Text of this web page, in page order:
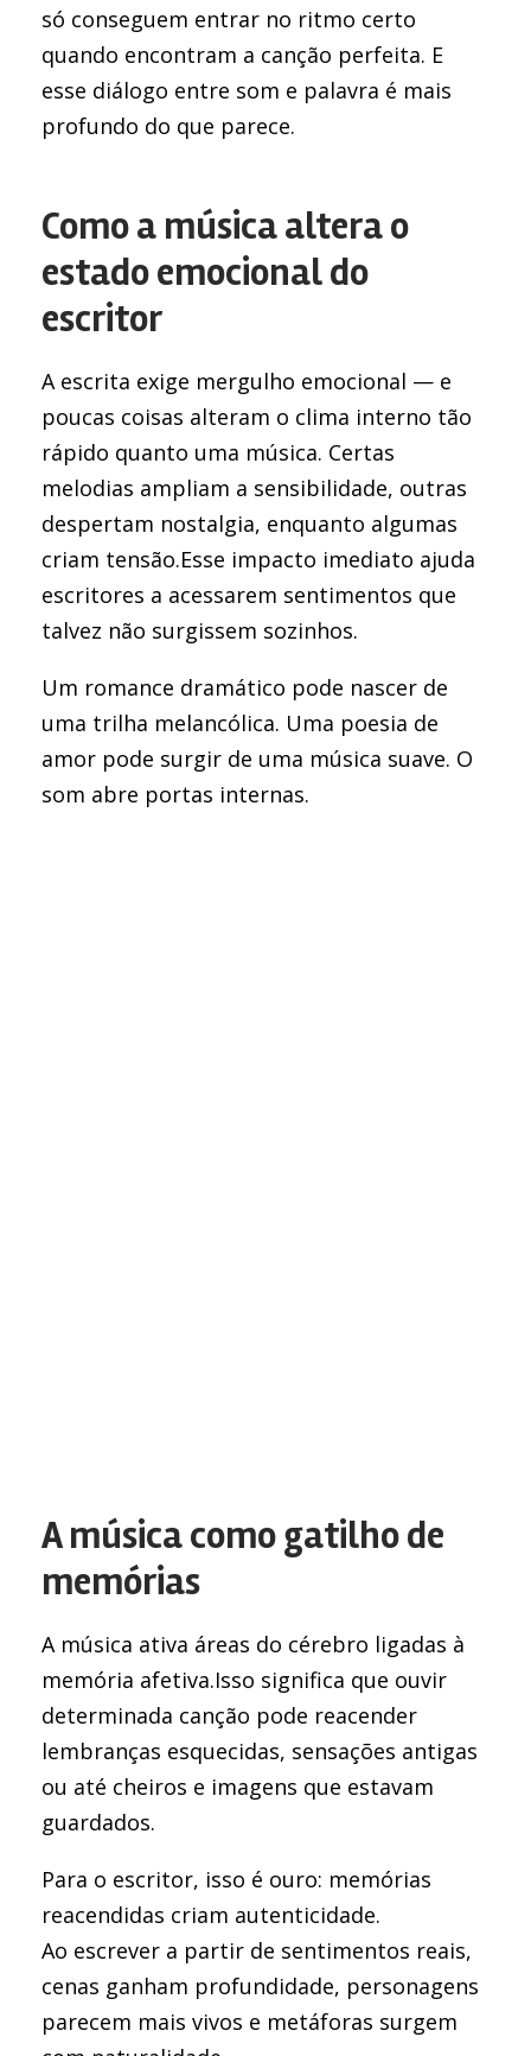
só conseguem entrar no ritmo certo
quando encontram a canção perfeita. E
esse diálogo entre som e palavra é mais
profundo do que parece.
Como a música altera o
estado emocional do
escritor
A escrita exige mergulho emocional — e
poucas coisas alteram o clima interno tão
rápido quanto uma música. Certas
melodias ampliam a sensibilidade, outras
despertam nostalgia, enquanto algumas
criam tensão.Esse impacto imediato ajuda
escritores a acessarem sentimentos que
talvez não surgissem sozinhos.
Um romance dramático pode nascer de
uma trilha melancólica. Uma poesia de
amor pode surgir de uma música suave. O
som abre portas internas.
A música como gatilho de
memórias
A música ativa áreas do cérebro ligadas à
memória afetiva.Isso significa que ouvir
determinada canção pode reacender
lembranças esquecidas, sensações antigas
ou até cheiros e imagens que estavam
guardados.
Para o escritor, isso é ouro: memórias
reacendidas criam autenticidade.
Ao escrever a partir de sentimentos reais,
cenas ganham profundidade, personagens
parecem mais vivos e metáforas surgem